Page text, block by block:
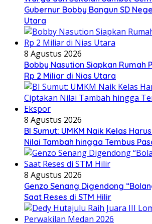
Gubernur Bobby Bangun SD
Utara
8 Agustus 2026
Bobby Nasution Siapkan Rumah
Rp 2 Miliar di Nias Utara
8 Agustus 2026
BI Sumut: UMKM Naik Kelas
Nilai Tambah hingga Tembus
8 Agustus 2026
Genzo Senang Digendong
Saat Reses di STM Hilir